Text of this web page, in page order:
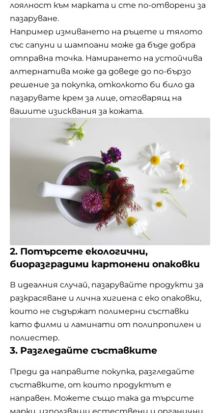
лоялност към марката и сте по-отворени за
пазаруване.
Например измиването на ръцете и тялото
със сапуни и шампоани може да бъде добра
отправна точка. Намирането на устойчива
алтернатива може да доведе до по-бързо
решение за покупка, отколкото би било да
пазарувате крем за лице, отговарящ на
вашите изисквания за кожата.
2. Потърсете екологични,
биоразградими картонени опаковки
В идеалния случай, пазарувайте продукти за
разкрасяване и лична хигиена с еко опаковки,
които не съдържат полимерни съставки
като филми и ламинати от полипропилен и
полиестер.
3. Разгледайте съставките
Преди да направите покупка, разгледайте
съставките, от които продуктът е
направен. Можете също така да търсите
марки, използващи естествени и органични